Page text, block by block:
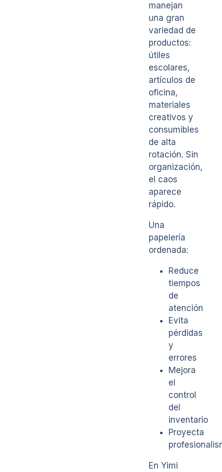
manejan
una gran
variedad de
productos:
útiles
escolares,
artículos de
oficina,
materiales
creativos y
consumibles
de alta
rotación. Sin
organización,
el caos
aparece
rápido.
Una
papelería
ordenada:
Reduce
tiempos
de
atención
Evita
pérdidas
y
errores
Mejora
el
control
del
inventario
Proyecta
En Yimi